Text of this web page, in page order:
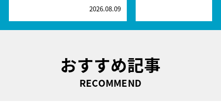
2026.08.09
おすすめ記事
RECOMMEND